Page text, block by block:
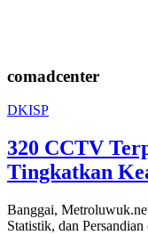
comadcenter
DKISP
320 CCTV
Tingkatkan
Banggai,
Statistik, dan